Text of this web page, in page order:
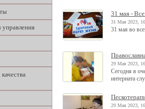
31 мая -
31 Мая 2023,
31 мая во
29 Мая 2023,
Сегодня в
интерната
29 Мая 2023,